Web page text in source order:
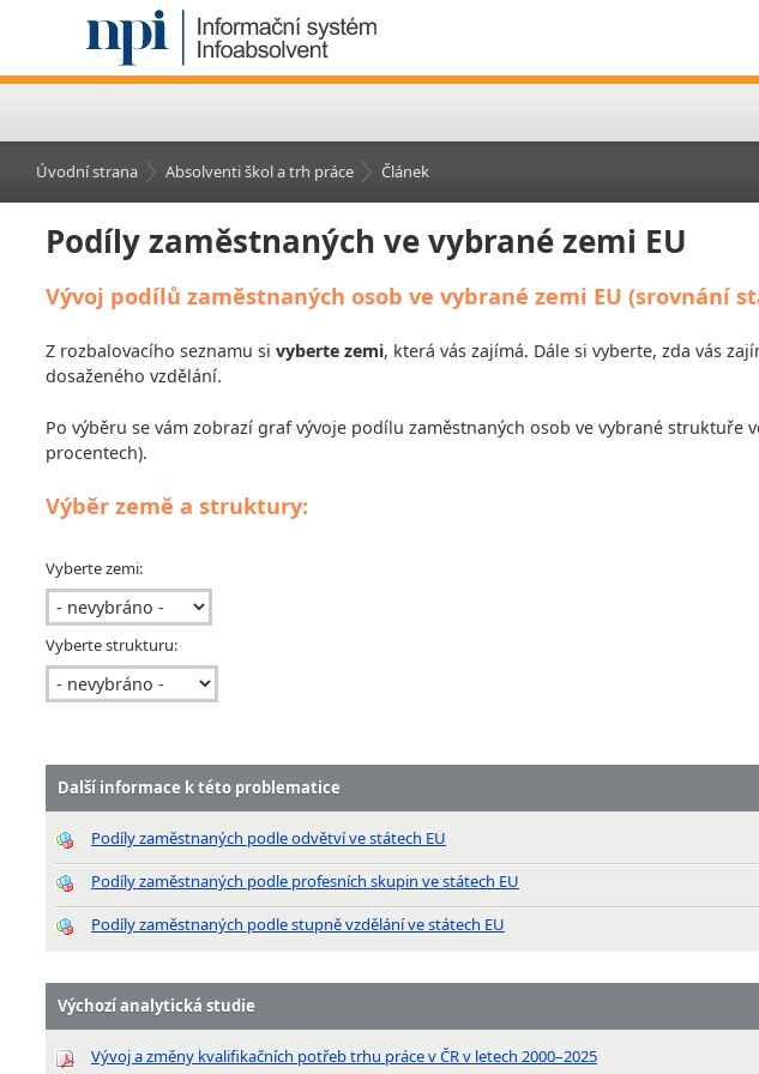
Úvodní strana Absolventi škol a trh práce Článek
Podíly zaměstnaných ve vybrané zemi EU
Vývoj podílů zaměstnaných osob ve vybrané zemi EU (srovnání
Z rozbalovacího seznamu si vyberte zemi, která vás zajímá. Dále si vyberte, zda vás
dosaženého vzdělání.
Po výběru se vám zobrazí graf vývoje podílu zaměstnaných osob ve vybrané struktuře
procentech).
Výběr země a struktury:
Vyberte zemi:
Vyberte strukturu:
Další informace k této problematice
Podíly zaměstnaných podle odvětví ve státech EU
Podíly zaměstnaných podle profesních skupin ve státech EU
Podíly zaměstnaných podle stupně vzdělání ve státech EU
Výchozí analytická studie
Vývoj a změny kvalifikačních potřeb trhu práce v ČR v letech 2000–2025